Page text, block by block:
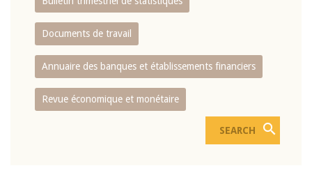
Documents de travail
Annuaire des banques et établissements financiers
Revue économique et monétaire